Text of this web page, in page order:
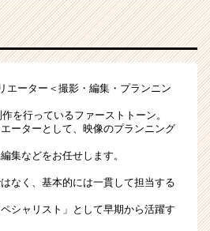
エーター＜撮影・編集・プランニン
を行っているファーストトーン。
ーターとして、映像のプランニング
集などをお任せします。
なく、基本的には⼀貫して担当する
シャリスト」として早期から活躍す